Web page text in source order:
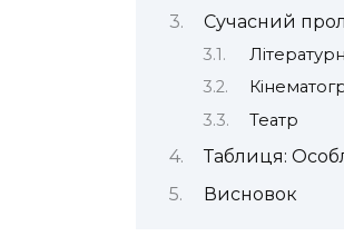
Сучасний
Театр
Таблиця:
Висновок